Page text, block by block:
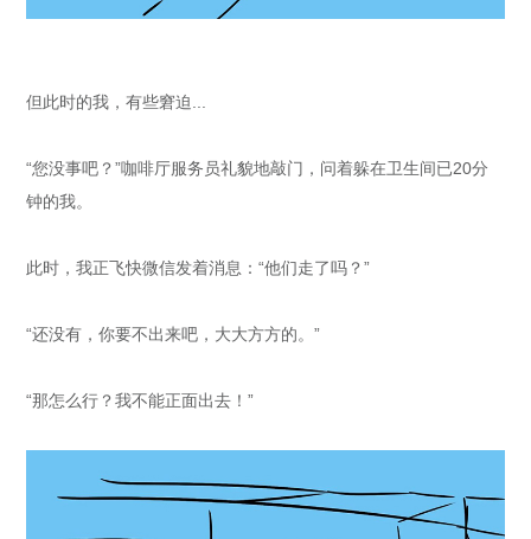
但此时的我，有些窘迫...
“您没事吧？”咖啡厅服务员礼貌地敲门，问着躲在卫生间已20分
钟的我。
此时，我正飞快微信发着消息：“他们走了吗？”
“还没有，你要不出来吧，大大方方的。”
“那怎么行？我不能正面出去！”